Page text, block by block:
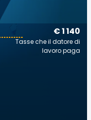
€ 1 140
Tasse che il datore di
lavoro paga